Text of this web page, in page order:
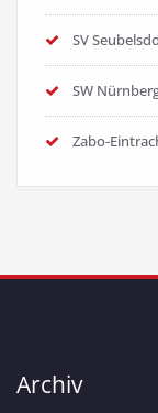
SV
SW
Zabo-
Archiv